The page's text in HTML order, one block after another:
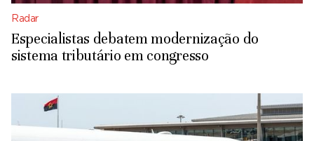
Radar
Especialistas debatem modernização do
sistema tributário em congresso